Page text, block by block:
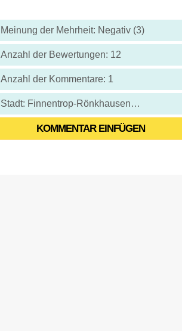
Meinung der Mehrheit: Negativ (3)
Anzahl der Bewertungen: 12
Anzahl der Kommentare: 1
Stadt: Finnentrop-Rönkhausen - Deutschland
KOMMENTAR EINFÜGEN